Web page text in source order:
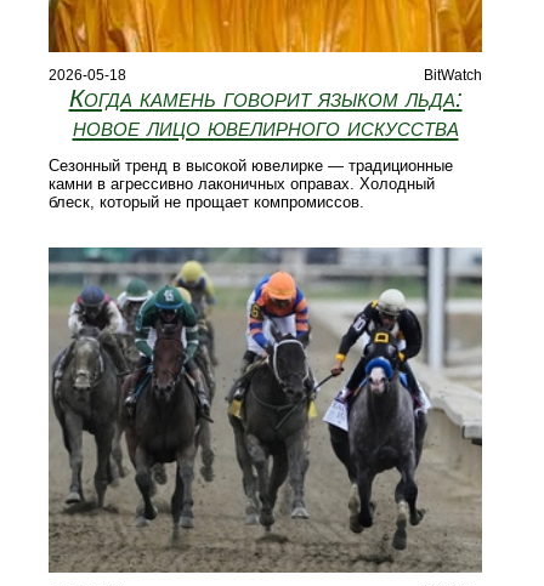
2026-05-18 BitWatch
Когда камень говорит языком льда:
новое лицо ювелирного искусства
Сезонный тренд в высокой ювелирке — традиционные
камни в агрессивно лаконичных оправах. Холодный
блеск, который не прощает компромиссов.